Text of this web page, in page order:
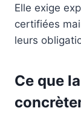
Elle exige
certifiées
leurs
Ce que